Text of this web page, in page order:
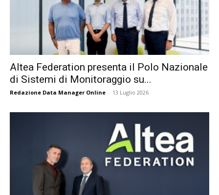
Altea Federation presenta il Polo Nazionale
di Sistemi di Monitoraggio su...
Redazione Data Manager Online - 13 Luglio 2026